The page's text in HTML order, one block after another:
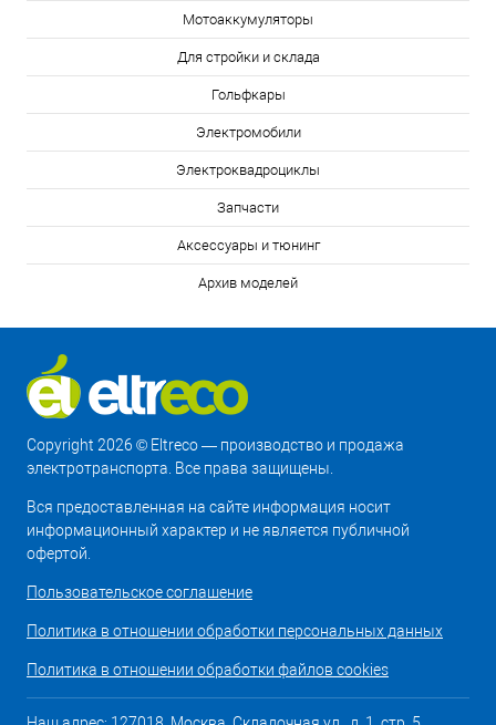
Мотоаккумуляторы
Для стройки и склада
Гольфкары
Электромобили
Электроквадроциклы
Запчасти
Аксессуары и тюнинг
Архив моделей
Copyright 2026 © Eltreco — производство и продажа
электротранспорта. Все права защищены.
Вся предоставленная на сайте информация носит
информационный характер и не является публичной
офертой.
Пользовательское соглашение
Политика в отношении обработки персональных данных
Политика в отношении обработки файлов cookies